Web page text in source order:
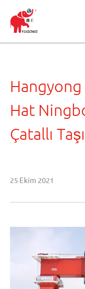
Hangyong
Hat
Çatallı
25 Ekim 2021